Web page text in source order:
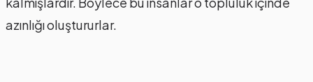
azınlığı oluştururlar.